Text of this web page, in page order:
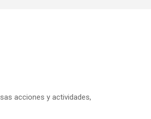
acciones y actividades,